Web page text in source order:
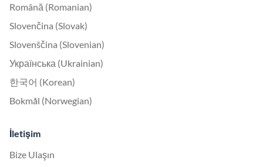
Română (Romanian)
Slovenčina (Slovak)
Slovenščina (Slovenian)
Українська (Ukrainian)
한국어 (Korean)
Bokmål (Norwegian)
İletişim
Bize Ulaşın